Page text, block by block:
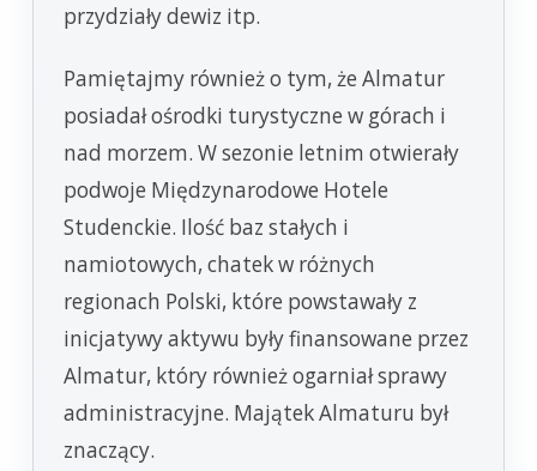
przydziały dewiz itp.
Pamiętajmy również o tym, że Almatur
posiadał ośrodki turystyczne w górach i
nad morzem. W sezonie letnim otwierały
podwoje Międzynarodowe Hotele
Studenckie. Ilość baz stałych i
namiotowych, chatek w różnych
regionach Polski, które powstawały z
inicjatywy aktywu były finansowane przez
Almatur, który również ogarniał sprawy
administracyjne. Majątek Almaturu był
znaczący.